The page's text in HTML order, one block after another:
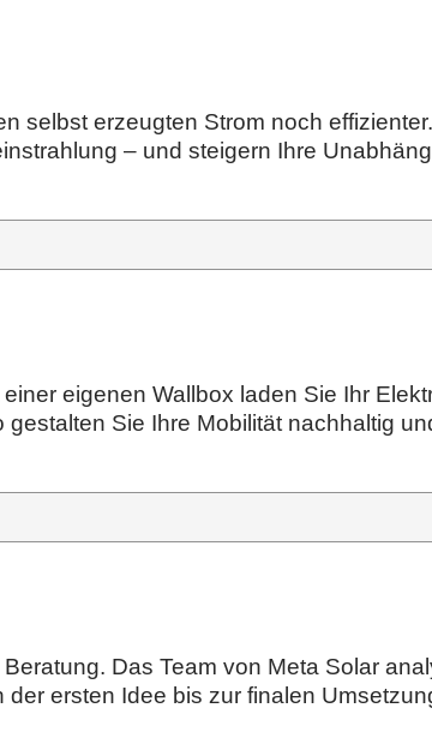
selbst erzeugten Strom noch
– und steigern Ihre
eigenen Wallbox laden Sie Ihr
Sie Ihre Mobilität nachhaltig
Das Team von Meta Solar
ersten Idee bis zur finalen